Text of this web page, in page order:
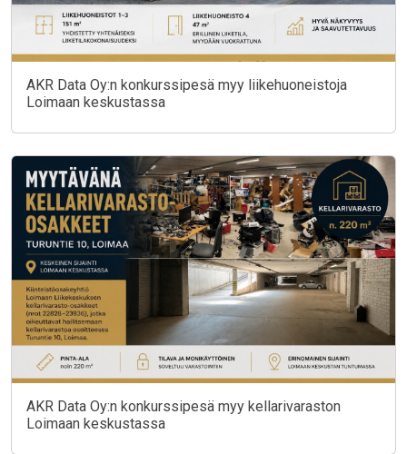
AKR Data Oy:n konkurssipesä myy liikehuoneistoja
Loimaan keskustassa
AKR Data Oy:n konkurssipesä myy kellarivaraston
Loimaan keskustassa